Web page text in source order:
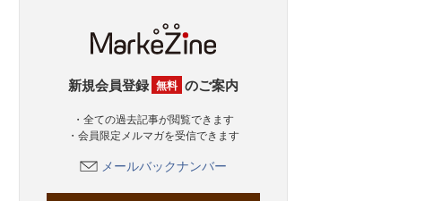
新規会員登録 無料 のご案内
・全ての過去記事が閲覧できます
・会員限定メルマガを受信できます
メールバックナンバー